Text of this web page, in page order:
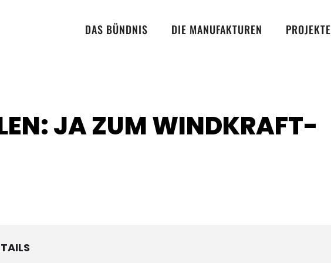
DAS BÜNDNIS DIE MANUFAKTUREN PROJEKTE
JA ZUM WINDKRAFT-